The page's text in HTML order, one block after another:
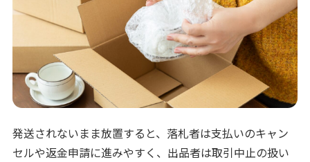
発送されないまま放置すると、落札者は支払いのキャン
セルや返金申請に進みやすく、出品者は取引中止の扱い